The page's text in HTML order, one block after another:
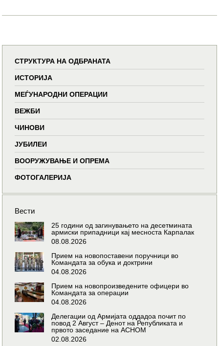
СТРУКТУРА НА ОДБРАНАТА
ИСТОРИЈА
МЕЃУНАРОДНИ ОПЕРАЦИИ
ВЕЖБИ
ЧИНОВИ
ЈУБИЛЕИ
ВООРУЖУВАЊЕ И ОПРЕМА
ФОТОГАЛЕРИЈА
Вести
25 години од загинувањето на десетмината
армиски припадници кај месноста Карпалак
08.08.2026
Прием на новопоставени поручници во
Командата за обука и доктрини
04.08.2026
Прием на новопроизведените офицери во
Командата за операции
04.08.2026
Делегации од Армијата оддадоа почит по
повод 2 Август – Денот на Републиката и
првото заседание на АСНОМ
02.08.2026